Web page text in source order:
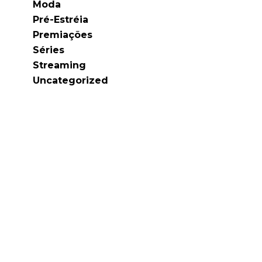
Moda
Pré-Estréia
Premiações
Séries
Streaming
Uncategorized